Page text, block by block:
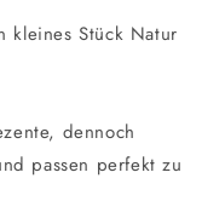
kleines Stück Natur
dennoch
passen perfekt zu